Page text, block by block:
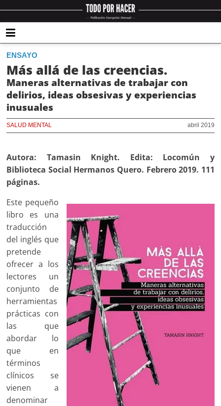
ENSAYO
Más allá de las creencias.
Maneras alternativas de trabajar con
delirios, ideas obsesivas y experiencias
inusuales
abril 2019
SALUD MENTAL
Autora: Tamasin Knight. Edita: Locomún y
Biblioteca Social Hermanos Quero. Febrero 2019. 111
páginas.
Este pequeño
libro es una
traducción
del inglés que
pretende
ofrecer a los
lectores un
conjunto de
herramientas
prácticas con
las que
abordar lo
que en
términos
clínicos se
vienen a
denominar